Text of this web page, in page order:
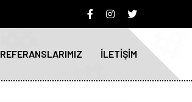
REFERANSLARIMIZ İLETİŞİM